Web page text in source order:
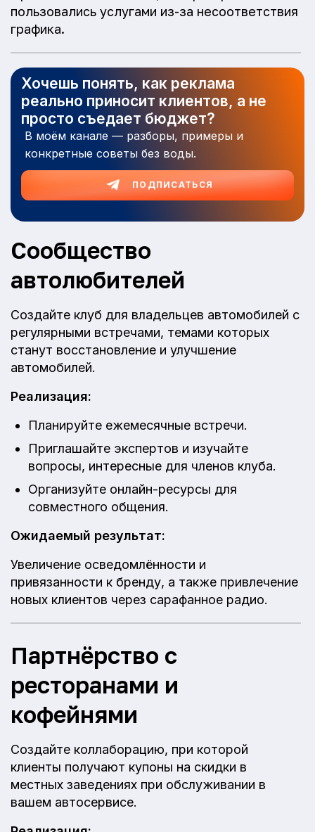
пользовались услугами из-за несоответствия
графика.
Хочешь понять, как реклама
реально приносит клиентов, а не
просто съедает бюджет?
В моём канале — разборы, примеры и
конкретные советы без воды.
ПОДПИСАТЬСЯ
Сообщество
автолюбителей
Создайте клуб для владельцев автомобилей с
регулярными встречами, темами которых
станут восстановление и улучшение
автомобилей.
Реализация:
Планируйте ежемесячные встречи.
Приглашайте экспертов и изучайте
вопросы, интересные для членов клуба.
Организуйте онлайн-ресурсы для
совместного общения.
Ожидаемый результат:
Увеличение осведомлённости и
привязанности к бренду, а также привлечение
новых клиентов через сарафанное радио.
Партнёрство с
ресторанами и
кофейнями
Создайте коллаборацию, при которой
клиенты получают купоны на скидки в
местных заведениях при обслуживании в
вашем автосервисе.